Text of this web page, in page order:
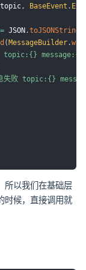
topic, BaseEvent .
= JSON .toJSONString
( MessageBuilder .
topic:{}
息失败 topic:{}
所以我们在基础层
时候，直接调用就